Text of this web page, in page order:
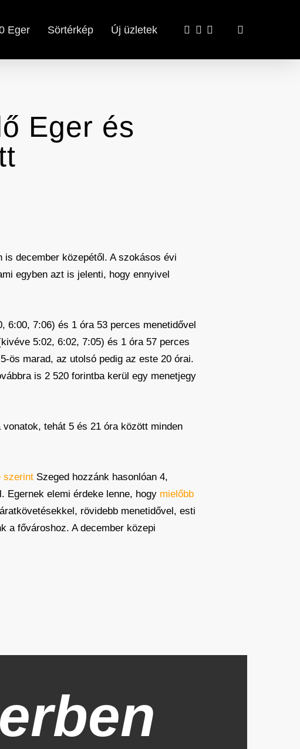
Eger Sörtérkép Új üzletek
x- facebook
email
Eger és
december közepétől. A szokásos évi
egyben azt is jelenti, hogy ennyivel
6:00, 7:06) és 1 óra 53 perces menetidővel
5:02, 6:02, 7:05) és 1 óra 57 perces
ös marad, az utolsó pedig az este 20 órai.
is 2 520 forintba kerül egy menetjegy
tehát 5 és 21 óra között minden
szerint Szeged hozzánk hasonlóan 4,
Egernek elemi érdeke lenne, hogy mielőbb
rövidebb menetidővel, esti
a fővároshoz. A december közepi